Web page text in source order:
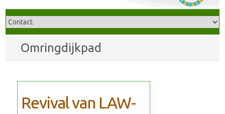
Omringdijkpad
Revival van LAW-